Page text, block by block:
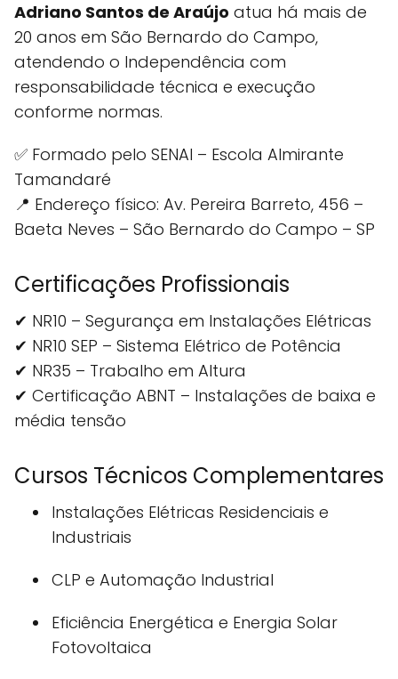
Adriano Santos de Araújo atua há mais de
20 anos em São Bernardo do Campo,
atendendo o Independência com
responsabilidade técnica e execução
conforme normas.
✅ Formado pelo SENAI – Escola Almirante
Tamandaré
📍 Endereço físico: Av. Pereira Barreto, 456 –
Baeta Neves – São Bernardo do Campo – SP
Certificações Profissionais
✔ NR10 – Segurança em Instalações Elétricas
✔ NR10 SEP – Sistema Elétrico de Potência
✔ NR35 – Trabalho em Altura
✔ Certificação ABNT – Instalações de baixa e
média tensão
Cursos Técnicos Complementares
Instalações Elétricas Residenciais e
Industriais
CLP e Automação Industrial
Eficiência Energética e Energia Solar
Fotovoltaica